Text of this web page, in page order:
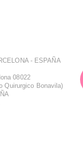
- ESPAÑA
08022
Quirurgico Bonavila)